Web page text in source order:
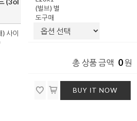
사이
(벌브) 별
도구매
총 상품 금액 0원
BUY IT NOW